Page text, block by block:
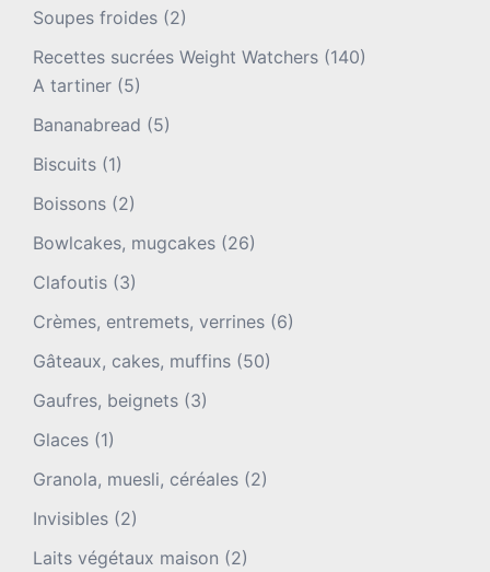
Soupes froides (2)
Recettes sucrées Weight Watchers (140)
A tartiner (5)
Bananabread (5)
Biscuits (1)
Boissons (2)
Bowlcakes, mugcakes (26)
Clafoutis (3)
Crèmes, entremets, verrines (6)
Gâteaux, cakes, muffins (50)
Gaufres, beignets (3)
Glaces (1)
Granola, muesli, céréales (2)
Invisibles (2)
Laits végétaux maison (2)